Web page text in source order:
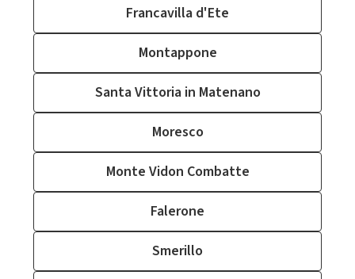
Francavilla d'Ete
Montappone
Santa Vittoria in Matenano
Moresco
Monte Vidon Combatte
Falerone
Smerillo